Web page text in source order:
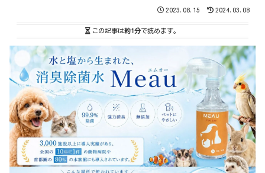
2023.08.15 2024.03.08
この記事は約1分で読めます。